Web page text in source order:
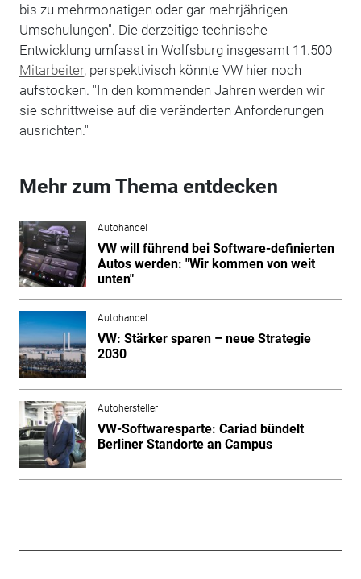
bis zu mehrmonatigen oder gar mehrjährigen
Umschulungen". Die derzeitige technische
Entwicklung umfasst in Wolfsburg insgesamt 11.500
Mitarbeiter, perspektivisch könnte VW hier noch
aufstocken. "In den kommenden Jahren werden wir
sie schrittweise auf die veränderten Anforderungen
ausrichten."
Mehr zum Thema entdecken
Autohandel
VW will führend bei Software-definierten
Autos werden: "Wir kommen von weit
unten"
Autohandel
VW: Stärker sparen – neue Strategie
2030
Autohersteller
VW-Softwaresparte: Cariad bündelt
Berliner Standorte an Campus